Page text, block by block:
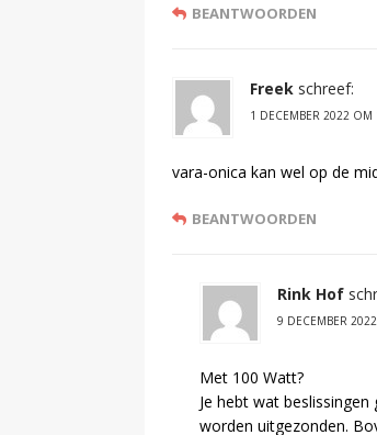
BEANTWOORDEN
Freek schreef:
1 DECEMBER 2022 OM
vara-onica kan wel op de
BEANTWOORDEN
Rink Hof
9 DECEMBER
Met 100 Watt?
Je hebt wat
worden uitgezonden.